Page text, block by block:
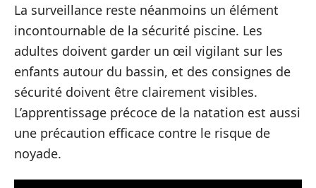
La surveillance reste néanmoins un élément
incontournable de la sécurité piscine. Les
adultes doivent garder un œil vigilant sur les
enfants autour du bassin, et des consignes de
sécurité doivent être clairement visibles.
L’apprentissage précoce de la natation est aussi
une précaution efficace contre le risque de
noyade.